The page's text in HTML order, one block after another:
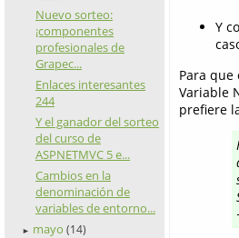
Nuevo sorteo:
¡componentes
profesionales de
Grapec...
Enlaces interesantes
244
Y el ganador del sorteo
del curso de
ASPNETMVC 5 e...
Cambios en la
denominación de
variables de entorno...
► mayo (14)
Y
Para
Variable
prefiere